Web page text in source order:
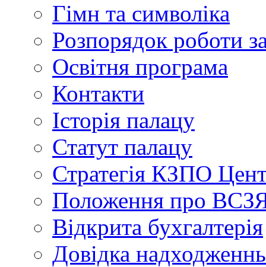
Гімн та символіка
Розпорядок роботи
Освітня програма
Контакти
Історія палацу
Статут палацу
Стратегія КЗПО
Положення про
Відкрита бухгалтерія
Довідка надходженнь